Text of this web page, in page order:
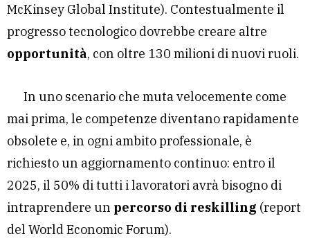
McKinsey Global Institute). Contestualmente il
progresso tecnologico dovrebbe creare altre
opportunità, con oltre 130 milioni di nuovi ruoli.
In uno scenario che muta velocemente come
mai prima, le competenze diventano rapidamente
obsolete e, in ogni ambito professionale, è
richiesto un aggiornamento continuo: entro il
2025, il 50% di tutti i lavoratori avrà bisogno di
intraprendere un percorso di reskilling (report
del World Economic Forum).